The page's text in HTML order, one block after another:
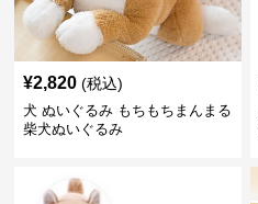
¥2,820 (税込)
犬 ぬいぐるみ もちもちまんまる
柴犬ぬいぐるみ